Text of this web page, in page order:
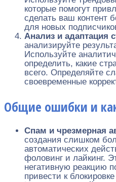
которые помогут
сделать ваш контент
для новых
Анализ и адаптация
анализируйте
Используйте
определить, какие
всего. Определяйте
своевременные
Общие ошибки и
Спам и чрезмерная
создания слишком
автоматических
фоловинг и лайкинг.
негативную реакцию
привести к